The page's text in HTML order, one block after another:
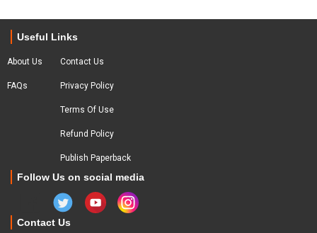
Useful Links
About Us
FAQs
Contact Us
Privacy Policy
Terms Of Use
Refund Policy
Publish Paperback
Follow Us on social media
Contact Us